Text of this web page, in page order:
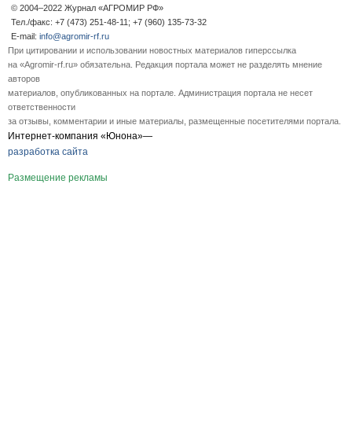
© 2004–2022 Журнал «АГРОМИР РФ»
Тел./факс: +7 (473) 251-48-11; +7 (960) 135-73-32
E-mail: info@agromir-rf.ru
При цитировании и использовании новостных материалов гиперссылка
на «Agromir-rf.ru» обязательна. Редакция портала может не разделять мнение
авторов
материалов, опубликованных на портале. Администрация портала не несет
ответственности
за отзывы, комментарии и иные материалы, размещенные посетителями портала.
Интернет-компания «Юнона»—
разработка сайта
Размещение рекламы